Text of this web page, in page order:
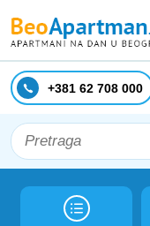
+381 62 708 000